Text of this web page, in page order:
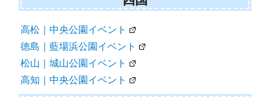
高松｜中央公園イベント
徳島｜藍場浜公園イベント
松山｜城山公園イベント
高知｜中央公園イベント